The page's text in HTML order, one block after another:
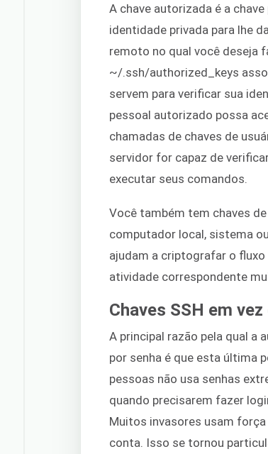
A chave autorizada é a
identidade privada para lhe
remoto no qual você deseja
~/.ssh/authorized_keys
servem para verificar sua
pessoal autorizado possa
chamadas de chaves de
servidor for capaz de
executar seus comandos.
Você também tem chaves
computador local, sistema
ajudam a criptografar o
atividade correspondente
Chaves SSH em
A principal razão pela qual a
por senha é que esta última
pessoas não usa senhas
quando precisarem fazer
Muitos invasores usam
conta. Isso se tornou